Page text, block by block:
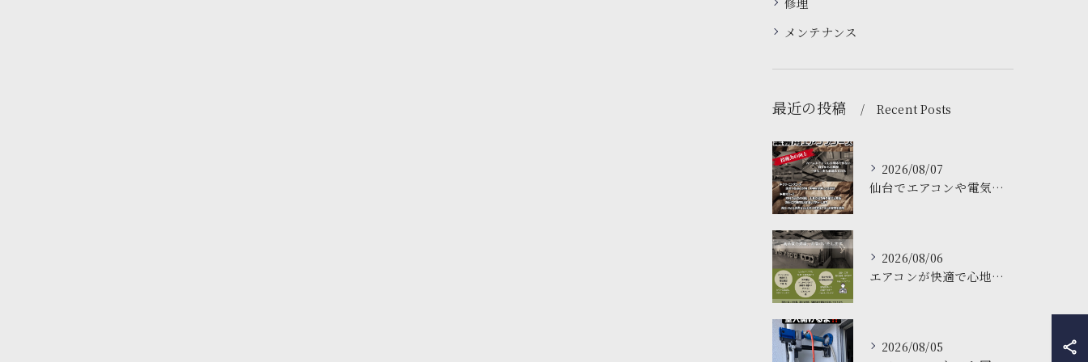
メンテナンス
最近の投稿 Recent Posts
2026/08/07
仙台でエアコンや電気工事について学ぶなら、私たちの塾がおすす...
2026/08/06
エアコンが快適で心地よい空間を作ります❄️
2026/08/05